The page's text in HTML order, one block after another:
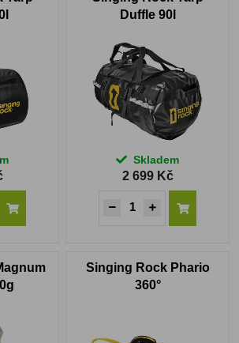
Duffle 90l
Skladem
2 699 Kč
Singing Rock Phario
360°